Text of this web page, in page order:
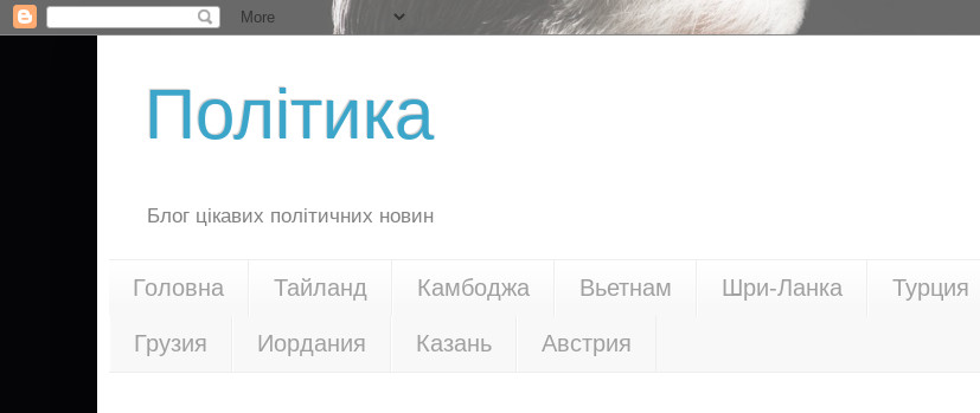
Політика
Блог цікавих політичних новин
Головна Тайланд Камбоджа Вьетнам Шри-Ланка Турция
Грузия Иордания Казань Австрия